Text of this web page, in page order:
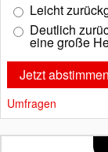
Leicht
Deutlich
eine große
Umfragen